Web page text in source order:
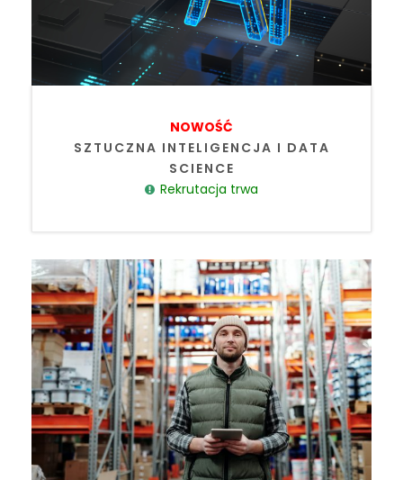
NOWOŚĆ
SZTUCZNA INTELIGENCJA I DATA
SCIENCE
Rekrutacja trwa